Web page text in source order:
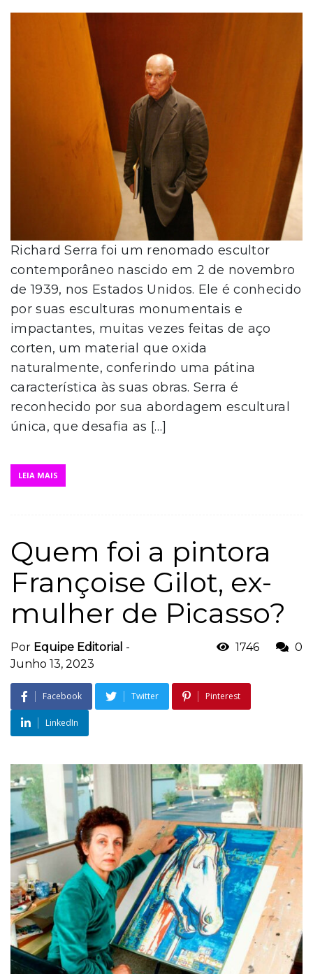
Richard Serra foi um renomado escultor
contemporâneo nascido em 2 de novembro
de 1939, nos Estados Unidos. Ele é conhecido
por suas esculturas monumentais e
impactantes, muitas vezes feitas de aço
corten, um material que oxida
naturalmente, conferindo uma pátina
característica às suas obras. Serra é
reconhecido por sua abordagem escultural
única, que desafia as […]
LEIA MAIS
Quem foi a pintora
Françoise Gilot, ex-
mulher de Picasso?
Por Equipe Editorial -
Junho 13, 2023
1746 0
Facebook Twitter Pinterest
LinkedIn